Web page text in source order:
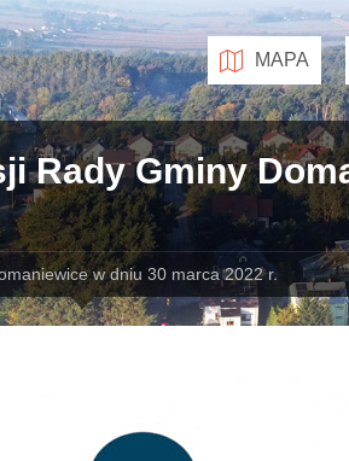
MAPA
Rady Gminy
w dniu 30 marca 2022 r.